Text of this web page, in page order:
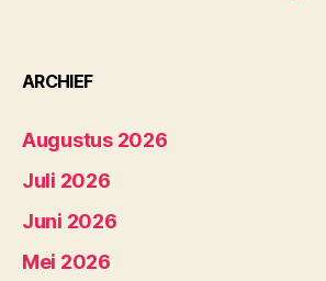
ARCHIEF
Augustus 2026
Juli 2026
Juni 2026
Mei 2026